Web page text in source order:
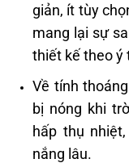
giản, ít tùy
mang lại sự
thiết kế theo ý
Về tính
bị nóng khi
hấp thụ
nắng lâu.